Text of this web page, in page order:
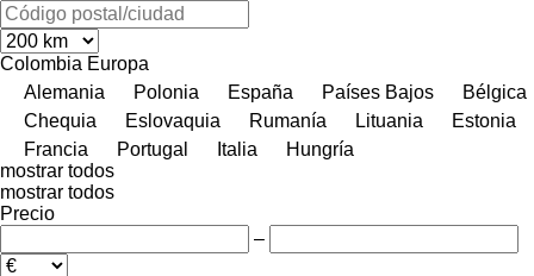
Colombia Europa
Alemania
Polonia España Países Bajos
Bélgica
Chequia
Eslovaquia Rumanía Lituania
Estonia
Francia
Portugal Italia
Hungría
mostrar todos
mostrar todos
Precio
–